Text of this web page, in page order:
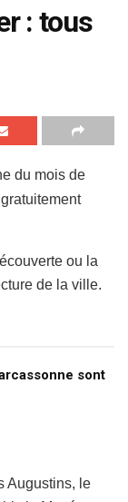
: tous
du mois de
ou la
de la ville.
sont
Augustins, le